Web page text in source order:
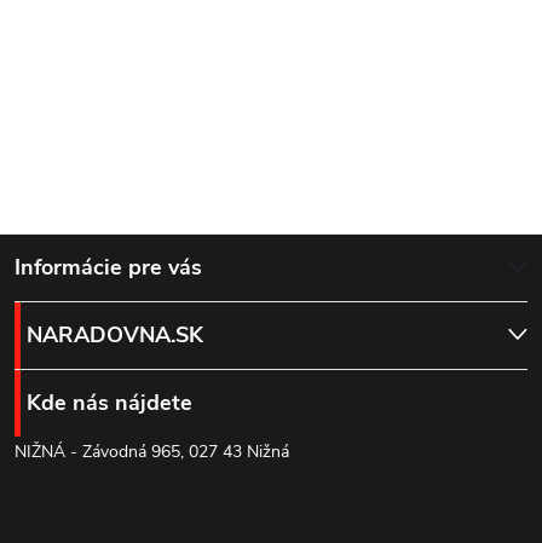
Z
á
p
ä
Informácie pre vás
NARADOVNA.SK
Kde nás nájdete
NIŽNÁ - Závodná 965, 027 43 Nižná